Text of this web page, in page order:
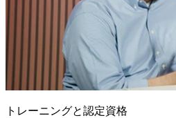
トレーニングと認定資格